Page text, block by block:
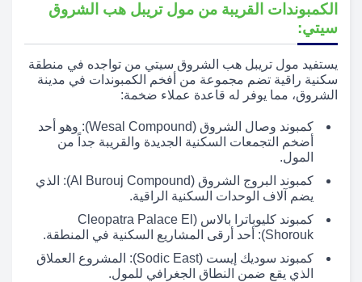
الكمبوندات القريبة من مول تريبل هب الشروق
سيتي:
يستفيد مول تريبل هب الشروق سيتي من تواجده في منطقة
سكنية راقية تضم مجموعة من أفخم الكمبوندات في مدينة
الشروق، مما يوفر له قاعدة عملاء ضخمة:
كمبوند وصال الشروق (Wesal Compound): وهو أحد
أضخم التجمعات السكنية الجديدة والقريبة جداً من
المول.
كمبوند البروج الشروق (Al Burouj Compound): الذي
يضم آلاف الوحدات السكنية الراقية.
كمبوند كليوباترا بالاس (Cleopatra Palace El
Shorouk): أحد أرقى المشاريع السكنية في المنطقة.
كمبوند سوديك إيست (Sodic East): المشروع العملاق
الذي يقع ضمن النطاق الجغرافي للمول.